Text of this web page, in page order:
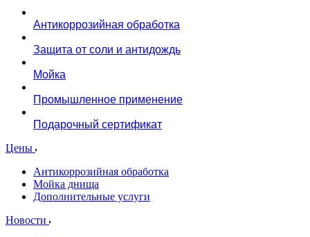
Антикоррозийная обработка
Защита от соли и антидождь
Мойка
Промышленное применение
Подарочный сертификат
Цены
Антикоррозийная обработка
Мойка днища
Дополнительные услуги
Новости